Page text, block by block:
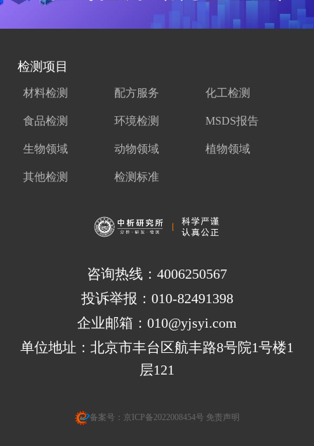
检测项目
材料检测 配方服务 化工检测
食品检测 环境检测 MSDS报告
生物领域 动物领域 植物领域
其他检测 检测标准
咨询热线：4006250567
投诉举报：010-82491398
企业邮箱：010@yjsyi.com
单位地址：北京市丰台区航丰路8号院1号楼1
层121
备案号： 京ICP备2022008454号 免责声明